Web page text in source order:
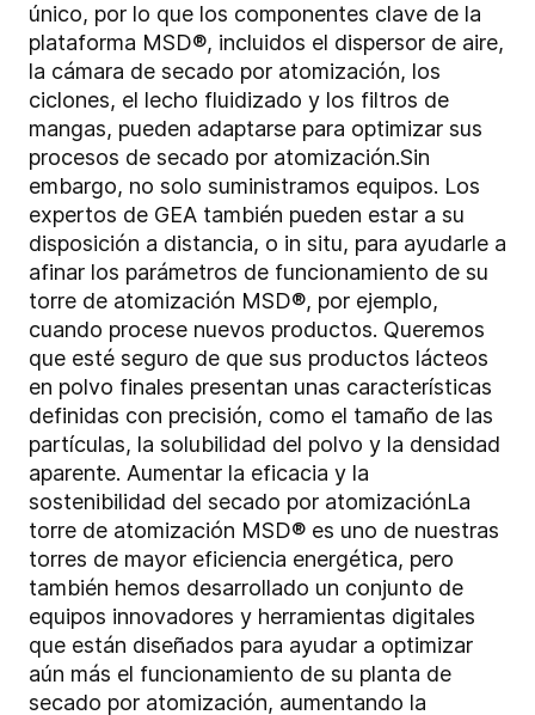
único, por lo que los componentes clave de la
plataforma MSD®, incluidos el dispersor de aire,
la cámara de secado por atomización, los
ciclones, el lecho fluidizado y los filtros de
mangas, pueden adaptarse para optimizar sus
procesos de secado por atomización.Sin
embargo, no solo suministramos equipos. Los
expertos de GEA también pueden estar a su
disposición a distancia, o in situ, para ayudarle a
afinar los parámetros de funcionamiento de su
torre de atomización MSD®, por ejemplo,
cuando procese nuevos productos. Queremos
que esté seguro de que sus productos lácteos
en polvo finales presentan unas características
definidas con precisión, como el tamaño de las
partículas, la solubilidad del polvo y la densidad
aparente. Aumentar la eficacia y la
sostenibilidad del secado por atomizaciónLa
torre de atomización MSD® es uno de nuestras
torres de mayor eficiencia energética, pero
también hemos desarrollado un conjunto de
equipos innovadores y herramientas digitales
que están diseñados para ayudar a optimizar
aún más el funcionamiento de su planta de
secado por atomización, aumentando la